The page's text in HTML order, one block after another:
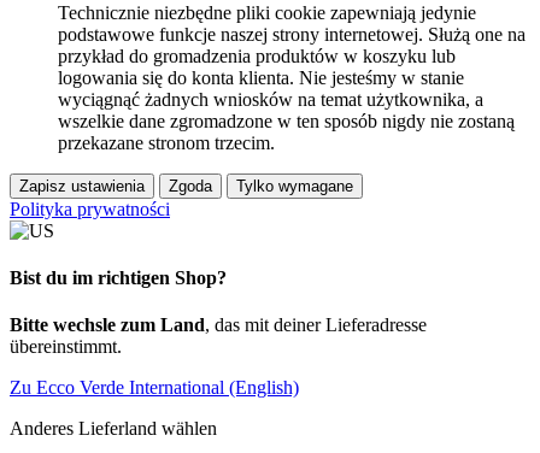
Technicznie niezbędne pliki cookie zapewniają jedynie
podstawowe funkcje naszej strony internetowej. Służą one na
przykład do gromadzenia produktów w koszyku lub
logowania się do konta klienta. Nie jesteśmy w stanie
wyciągnąć żadnych wniosków na temat użytkownika, a
wszelkie dane zgromadzone w ten sposób nigdy nie zostaną
przekazane stronom trzecim.
Zapisz ustawienia Zgoda Tylko wymagane
Polityka prywatności
Bist du im richtigen Shop?
Bitte wechsle zum Land, das mit deiner Lieferadresse
übereinstimmt.
Zu Ecco Verde International (English)
Anderes Lieferland wählen